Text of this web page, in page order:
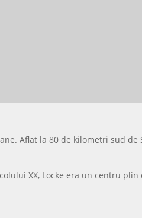
Aflat la 80 de kilometri sud de
XX, Locke era un centru plin